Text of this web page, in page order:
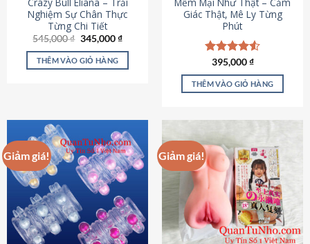
Crazy Bull Eliana – Trải
Nghiệm Sự Chân Thực
Từng Chi Tiết
545,000₫ Giá
là:
545,000 ₫.
345,000₫Giá
tại
THÊM VÀO GIỎ HÀNG
Mềm Mại Như Thật – Cảm
Giác Thật, Mê Ly Từng
Phút
Được xếp
hạng4.53
5 sao
395,000₫
THÊM VÀO GIỎ HÀNG
Giảm giá! Giảm giá!